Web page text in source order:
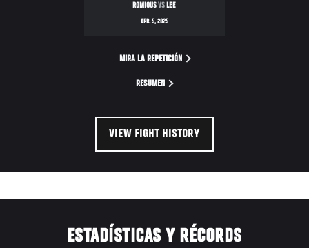
ROMIOUSVS LEE
APR. 5, 2025
MIRA LA REPETICIÓN
RESUMEN
VIEW FIGHT HISTORY
ESTADÍSTICAS Y RÉCORDS